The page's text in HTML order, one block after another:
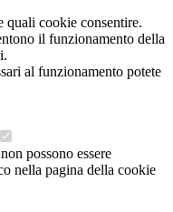
quali cookie consentire.
il funzionamento della
al funzionamento potete
possono essere
nella pagina della cookie